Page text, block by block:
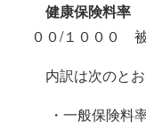
健康保険料率
００/１０００
内訳は次のとお
・一般保険料